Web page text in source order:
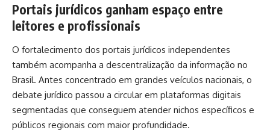
Portais jurídicos ganham espaço entre
leitores e profissionais
O fortalecimento dos portais jurídicos independentes
também acompanha a descentralização da informação no
Brasil. Antes concentrado em grandes veículos nacionais, o
debate jurídico passou a circular em plataformas digitais
segmentadas que conseguem atender nichos específicos e
públicos regionais com maior profundidade.